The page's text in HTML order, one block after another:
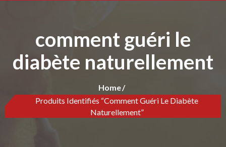
comment guéri le
diabète naturellement
Home
Produits Identifiés “comment Guéri Le Diabète
Naturellement”